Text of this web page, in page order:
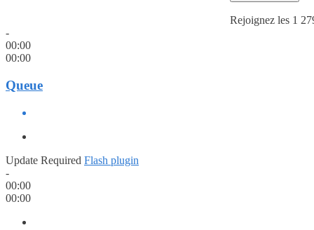
Rejoignez les 1
-
00:00
00:00
Queue
Update Required Flash plugin
-
00:00
00:00